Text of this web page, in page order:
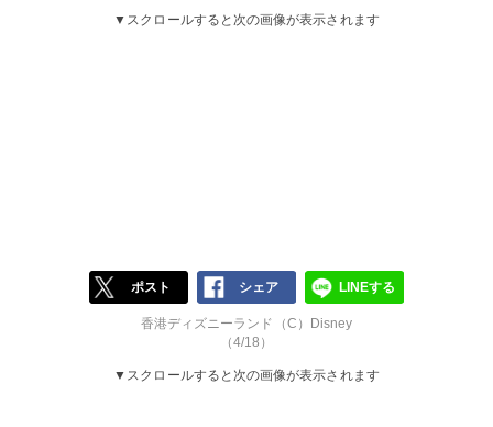
▼スクロールすると次の画像が表示されます
ポスト シェア LINEする
香港ディズニーランド（C）Disney
（4/18）
▼スクロールすると次の画像が表示されます